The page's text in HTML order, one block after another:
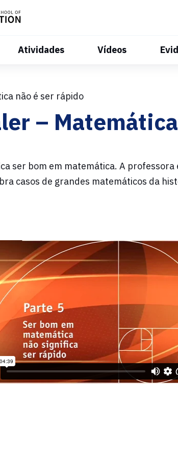
Atividades Vídeos
não é ser rápido
–
ser bom em matemática. A
casos de grandes matemáticos da